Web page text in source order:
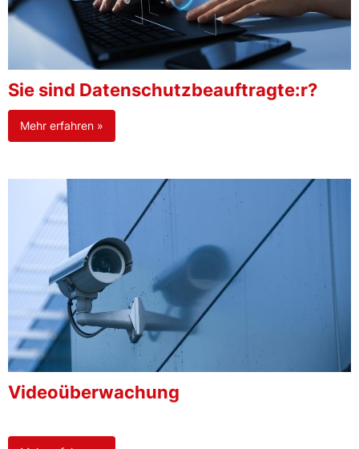
Sie sind Datenschutzbeauftragte:r?
Mehr erfahren »
Videoüberwachung